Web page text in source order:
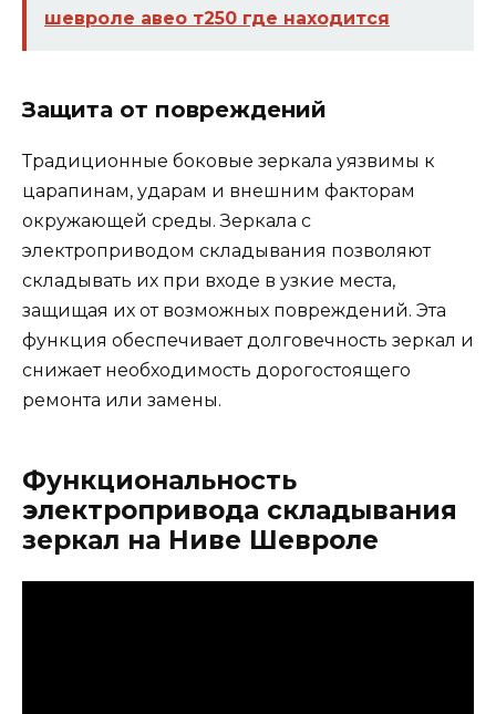
шевроле авео т250 где находится
Защита от повреждений
Традиционные боковые зеркала уязвимы к
царапинам, ударам и внешним факторам
окружающей среды. Зеркала с
электроприводом складывания позволяют
складывать их при входе в узкие места,
защищая их от возможных повреждений. Эта
функция обеспечивает долговечность зеркал и
снижает необходимость дорогостоящего
ремонта или замены.
Функциональность
электропривода складывания
зеркал на Ниве Шевроле